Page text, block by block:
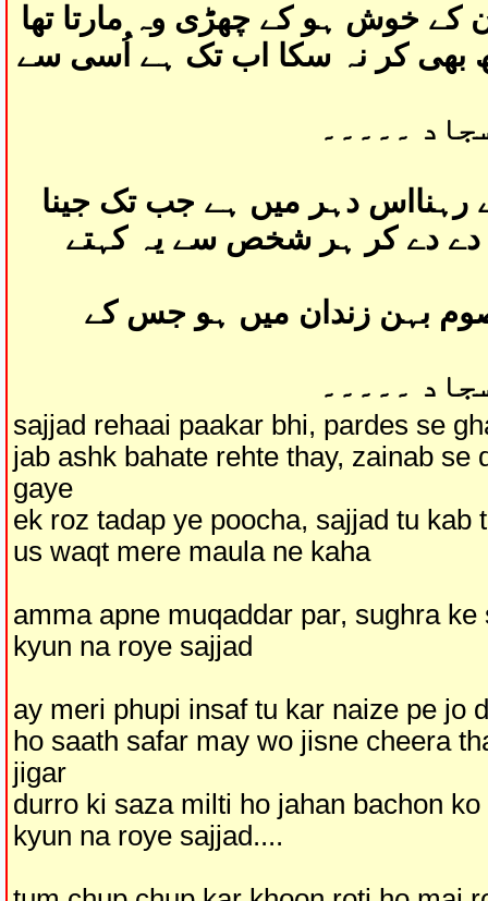
کے خوش ہو کے چھڑی وہ مارتا تھا
کر نہ سکا اب تک ہے اُسی سے
۔۔۔۔۔
رہنااس دہر میں ہے جب تک جینا
دے دے کر ہر شخص سے یہ کہتے
بہن زندان میں ہو جس کے
۔۔۔۔۔
sajjad rehaai paakar bhi, pardes se
jab ashk bahate rehte thay, zainab se
gaye
ek roz tadap ye poocha, sajjad tu kab
us waqt mere maula ne kaha
amma apne muqaddar par, sughra ke
kyun na roye sajjad
ay meri phupi insaf tu kar naize pe jo
ho saath safar may wo jisne cheera
jigar
durro ki saza milti ho jahan bachon
kyun na roye sajjad....